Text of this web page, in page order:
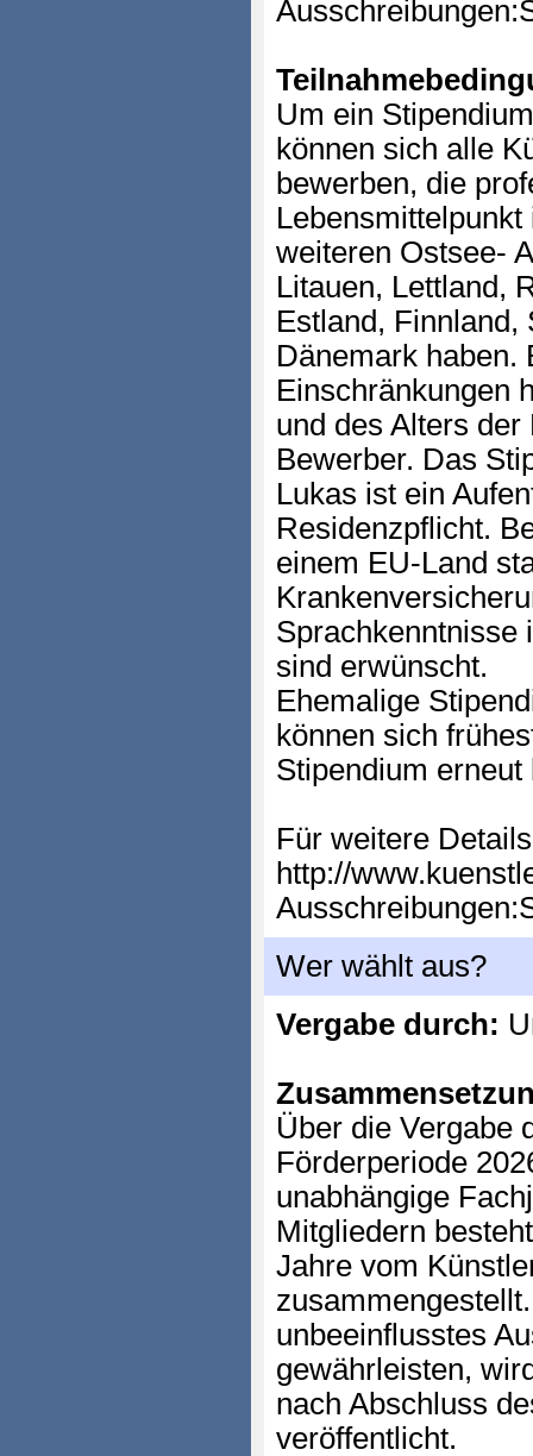
Um ein
können sich alle
bewerben, die
weiteren Ostsee-
Litauen, Lettland,
Estland, Finnland,
Dänemark haben.
Einschränkungen
und des Alters
Bewerber. Das
Lukas ist ein
Residenzpflicht.
einem EU-Land
Sprachkenntnisse
sind erwünscht.
Ehemalige
können sich
Stipendium erneut
Für weitere
http://
Wer wählt aus?
Vergabe durch:
Über die Vergabe
Förderperiode
unabhängige
Mitgliedern
Jahre vom
unbeeinflusstes
gewährleisten,
nach Abschluss
veröffentlicht.